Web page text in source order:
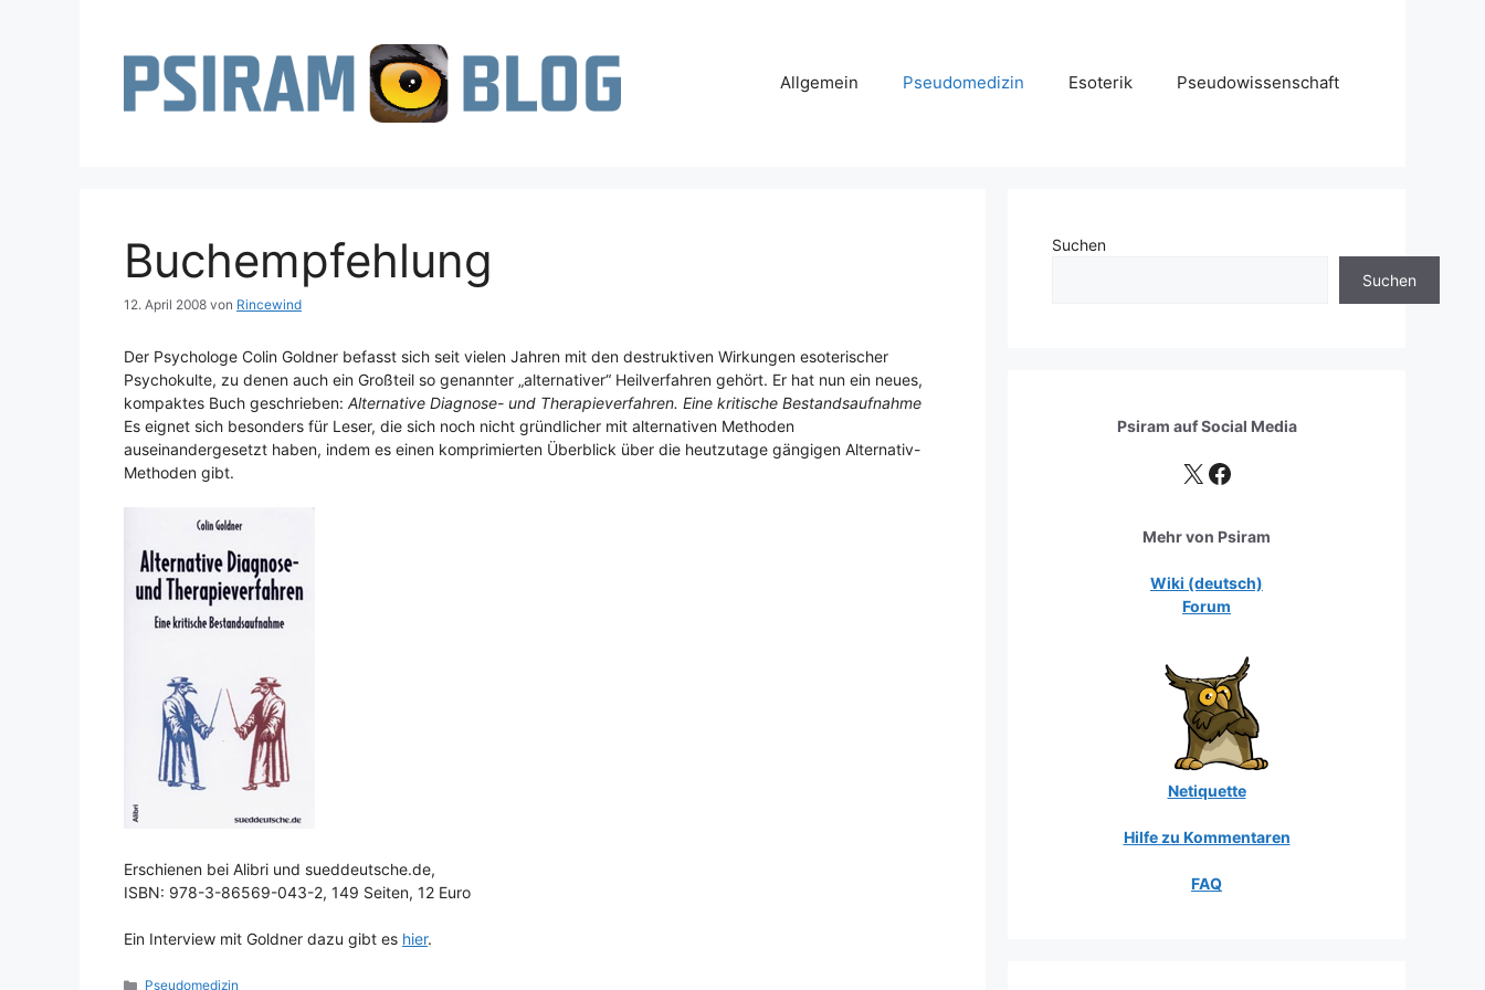
Allgemein Pseudomedizin Esoterik Pseudowissenschaft
Buchempfehlung
12. April 2008 von Rincewind
Der Psychologe Colin Goldner befasst sich seit vielen Jahren mit den destruktiven Wirkungen esoterischer
Psychokulte, zu denen auch ein Großteil so genannter „alternativer“ Heilverfahren gehört. Er hat nun ein neues,
kompaktes Buch geschrieben: Alternative Diagnose- und Therapieverfahren. Eine kritische Bestandsaufnahme
Es eignet sich besonders für Leser, die sich noch nicht gründlicher mit alternativen Methoden
auseinandergesetzt haben, indem es einen komprimierten Überblick über die heutzutage gängigen Alternativ-
Methoden gibt.
Erschienen bei Alibri und sueddeutsche.de,
ISBN: 978-3-86569-043-2, 149 Seiten, 12 Euro
Ein Interview mit Goldner dazu gibt es hier.
Kategorien
Pseudomedizin
Suchen
Suchen
Psiram aufSocial Media
X Facebook
Mehr von Psiram
Wiki (deutsch)
Forum
Netiquette
Hilfe zu Kommentaren
FAQ